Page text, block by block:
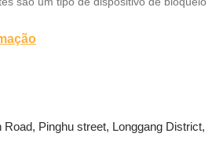
Road, Pinghu street, Longgang District,